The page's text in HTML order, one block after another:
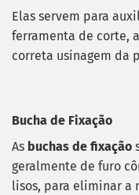
Elas servem para
ferramenta de corte,
correta usinagem da
Bucha de Fixação
As buchas de fixação
geralmente de furo
lisos, para eliminar a